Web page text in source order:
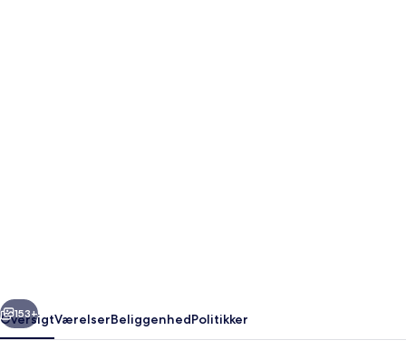
Næste
153+
OversigtVærelserBeliggenhedPolitikker